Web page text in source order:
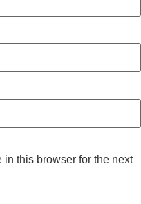
this browser for the next